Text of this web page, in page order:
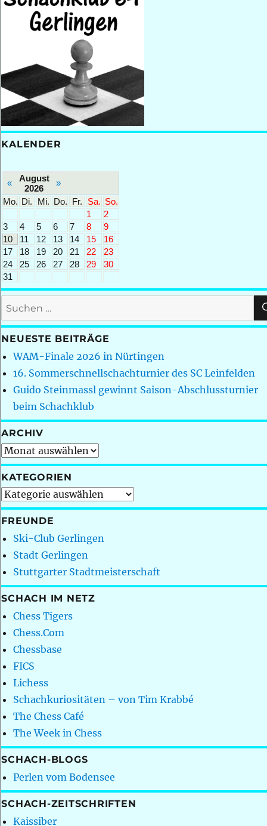
KALENDER
«
August
2026
»
Mo. Di. Mi. Do. Fr. Sa. So.
1
2
3
4 5 6 7 8
9
10
11 12 13 14 15
16
17
18 19 20 21 22
23
24
25 26 27 28 29
30
31
Suchen
nach:
NEUESTE BEITRÄGE
WAM-Finale 2026 in Nürtingen
16. Sommerschnellschachturnier des SC Leinfelden
Guido Steinmassl gewinnt Saison-Abschlussturnier
beim Schachklub
ARCHIV
Archiv
KATEGORIEN
Kategorien
FREUNDE
Ski-Club Gerlingen
Stadt Gerlingen
Stuttgarter Stadtmeisterschaft
SCHACH IM NETZ
Chess Tigers
Chess.Com
Chessbase
FICS
Lichess
Schachkuriositäten – von Tim Krabbé
The Chess Café
The Week in Chess
SCHACH-BLOGS
Perlen vom Bodensee
SCHACH-ZEITSCHRIFTEN
Kaissiber